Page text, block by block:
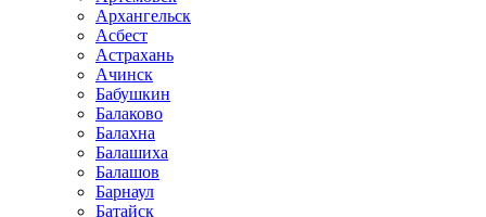
Архангельск
Асбест
Астрахань
Ачинск
Бабушкин
Балаково
Балахна
Балашиха
Балашов
Барнаул
Батайск